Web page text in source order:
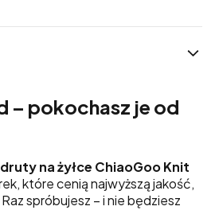
– pokochasz je od
druty na żyłce ChiaoGoo Knit
które cenią najwyższą jakość,
spróbujesz – i nie będziesz